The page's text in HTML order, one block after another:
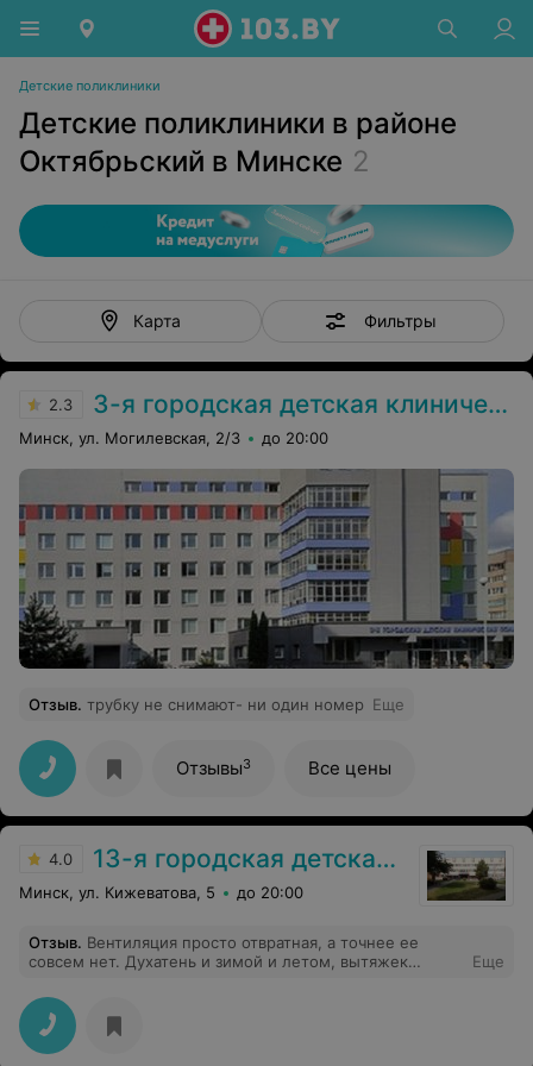
Детские поликлиники
Детские поликлиники в районе
Октябрьский в Минске 2
Карта Фильтры
2.3 3-я городская детская клиническая поликлиника
Минск, ул. Могилевская, 2/3 до 20:00
Отзыв. трубку не снимают- ни один номер Еще
Отзывы3 Все цены
4.0 13-я городская детская клиническая поликлиника
Минск, ул. Кижеватова, 5 до 20:00
Отзыв. Вентиляция просто отвратная, а точнее ее
совсем нет. Духатень и зимой и летом, вытяжек
немного людей в очереди все равно дышать нечем,
через 15 минут нахождения в коридоре начинаешь
задыхаться. А когда полы начнут мыть с хлоркой....
Покажите этого архитектора, кто проектировал данное
Еще